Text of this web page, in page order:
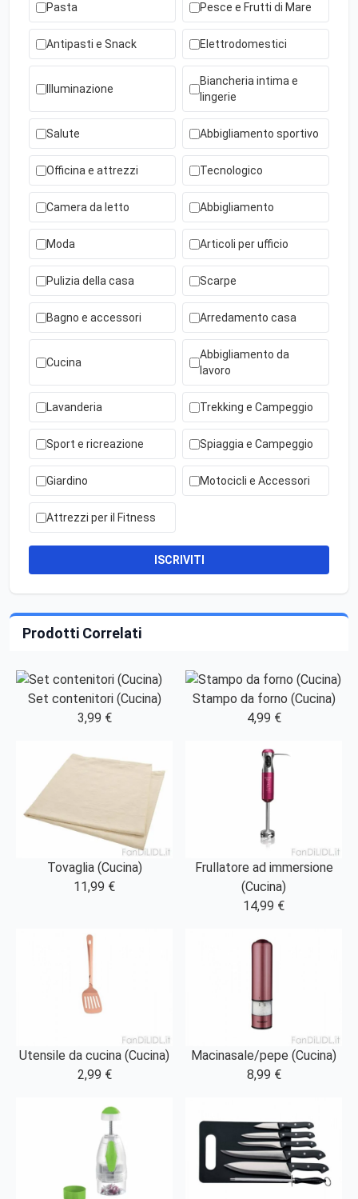
Pasta Pesce e Frutti di Mare
Antipasti e Snack Elettrodomestici
Illuminazione
Biancheria intima e
lingerie
Salute Abbigliamento sportivo
Officina e attrezzi Tecnologico
Camera da letto Abbigliamento
Moda Articoli per ufficio
Pulizia della casa Scarpe
Bagno e accessori Arredamento casa
Cucina
Abbigliamento da
lavoro
Lavanderia Trekking e Campeggio
Sport e ricreazione Spiaggia e Campeggio
Giardino Motocicli e Accessori
Attrezzi per il Fitness
ISCRIVITI
Prodotti Correlati
Set contenitori (Cucina)
3,99 €
Stampo da forno (Cucina)
4,99 €
Tovaglia (Cucina)
11,99 €
Frullatore ad immersione
(Cucina)
14,99 €
Utensile da cucina (Cucina)
2,99 €
Macinasale/pepe (Cucina)
8,99 €